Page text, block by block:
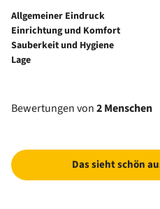
Allgemeiner Eindruck
Einrichtung und Komfort
Sauberkeit und Hygiene
Lage
Bewertungen von2 Menschen
Das sieht schön